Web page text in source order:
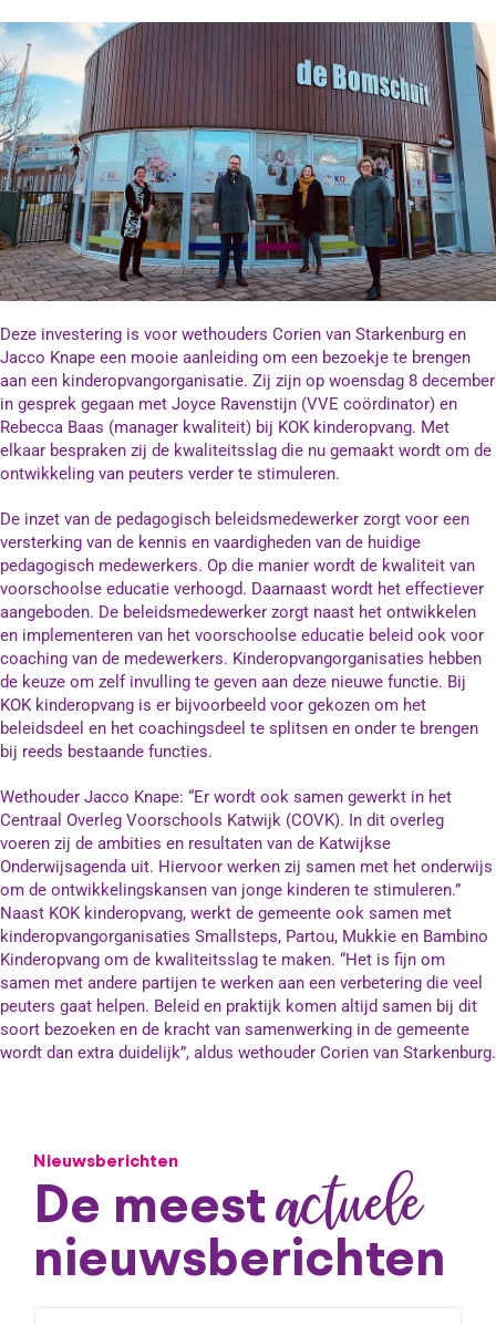
Deze investering is voor wethouders Corien van Starkenburg en
Jacco Knape een mooie aanleiding om een bezoekje te brengen
aan een kinderopvangorganisatie. Zij zijn op woensdag 8 december
in gesprek gegaan met Joyce Ravenstijn (VVE coördinator) en
Rebecca Baas (manager kwaliteit) bij KOK kinderopvang. Met
elkaar bespraken zij de kwaliteitsslag die nu gemaakt wordt om de
ontwikkeling van peuters verder te stimuleren.
De inzet van de pedagogisch beleidsmedewerker zorgt voor een
versterking van de kennis en vaardigheden van de huidige
pedagogisch medewerkers. Op die manier wordt de kwaliteit van
voorschoolse educatie verhoogd. Daarnaast wordt het effectiever
aangeboden. De beleidsmedewerker zorgt naast het ontwikkelen
en implementeren van het voorschoolse educatie beleid ook voor
coaching van de medewerkers. Kinderopvangorganisaties hebben
de keuze om zelf invulling te geven aan deze nieuwe functie. Bij
KOK kinderopvang is er bijvoorbeeld voor gekozen om het
beleidsdeel en het coachingsdeel te splitsen en onder te brengen
bij reeds bestaande functies.
Wethouder Jacco Knape: “Er wordt ook samen gewerkt in het
Centraal Overleg Voorschools Katwijk (COVK). In dit overleg
voeren zij de ambities en resultaten van de Katwijkse
Onderwijsagenda uit. Hiervoor werken zij samen met het onderwijs
om de ontwikkelingskansen van jonge kinderen te stimuleren.”
Naast KOK kinderopvang, werkt de gemeente ook samen met
kinderopvangorganisaties Smallsteps, Partou, Mukkie en Bambino
Kinderopvang om de kwaliteitsslag te maken. “Het is fijn om
samen met andere partijen te werken aan een verbetering die veel
peuters gaat helpen. Beleid en praktijk komen altijd samen bij dit
soort bezoeken en de kracht van samenwerking in de gemeente
wordt dan extra duidelijk”, aldus wethouder Corien van Starkenburg.
Nieuwsberichten
De meestactuele
nieuwsberichten